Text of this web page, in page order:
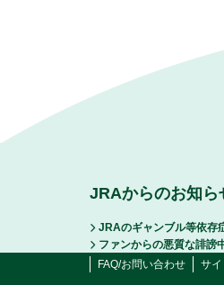
JRAからのお知ら
JRAのギャンブル等依存
ファンからの悪質な誹謗
FAQ/お問い合わせ
サ